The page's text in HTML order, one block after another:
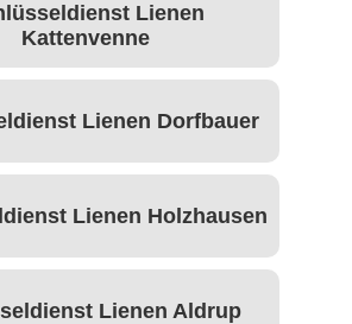
Lienen
Kattenvenne
Lienen Dorfbauer
Lienen Holzhausen
Lienen Aldrup